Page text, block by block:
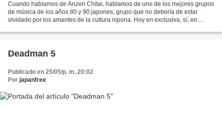
Cuando hablamos de Anzen Chitai, hablamos de uno de los mejores grupos
de música de los años 80 y 90 japones, grupo que no debería de estar
olvidado por los amantes de la cultura nipona. Hoy en exclusiva, sí, en
Deadman 5
Publicado en 25/05/p. m. 20:02
Por japanfree